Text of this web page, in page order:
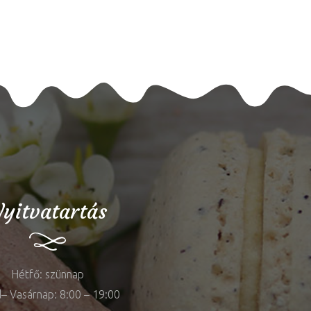
Hétfő: szünnap
Vasárnap: 8:00 – 19:00